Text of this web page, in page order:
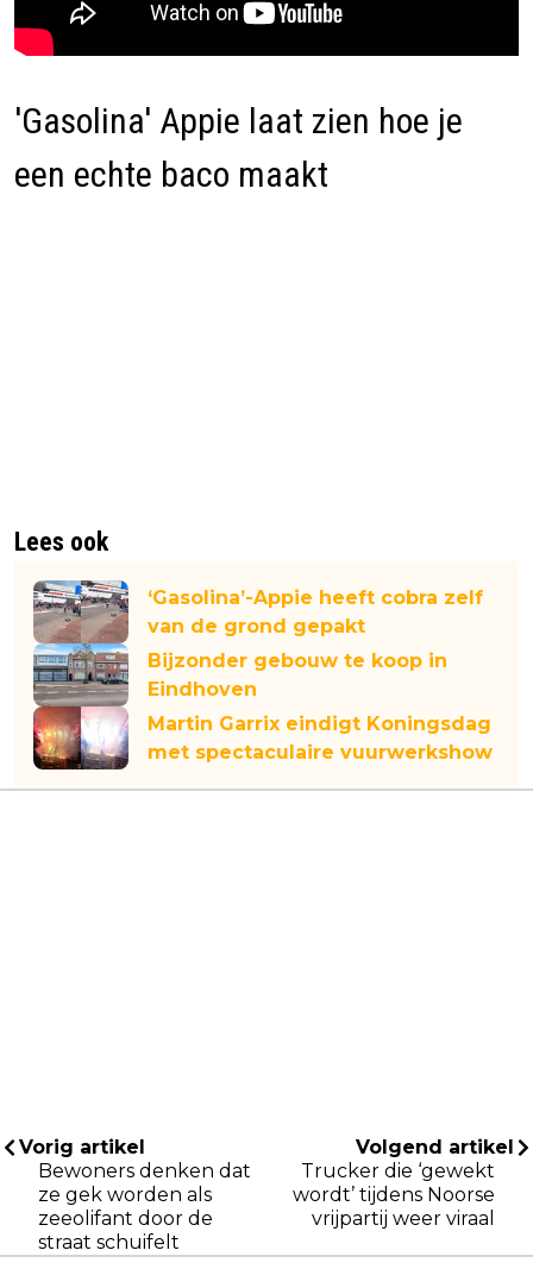
'Gasolina' Appie laat zien hoe je
een echte baco maakt
Lees ook
‘Gasolina’-Appie heeft cobra zelf
van de grond gepakt
Bijzonder gebouw te koop in
Eindhoven
Martin Garrix eindigt Koningsdag
met spectaculaire vuurwerkshow
Vorig artikel
Bewoners denken dat
ze gek worden als
zeeolifant door de
straat schuifelt
Volgend artikel
Trucker die ‘gewekt
wordt’ tijdens Noorse
vrijpartij weer viraal